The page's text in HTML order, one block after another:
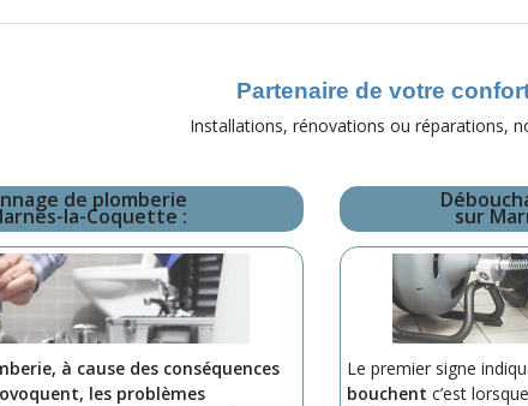
Partenaire de votre
Installations, rénovations ou réparations,
de plomberie
la-Coquette :
à cause des conséquences
les problèmes
sur
Le premier signe
bouchent c’est